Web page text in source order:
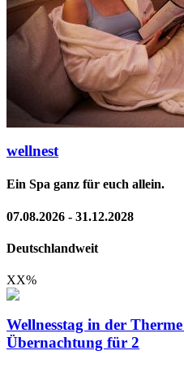
wellnest
Ein Spa ganz für euch allein.
07.08.2026 - 31.12.2028
Deutschlandweit
XX%
Wellnesstag in der
Übernachtung für 2